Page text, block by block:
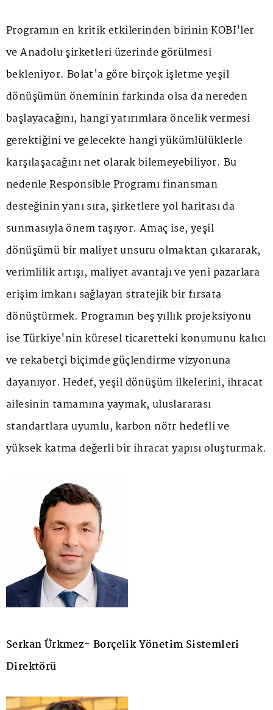
Programın en kritik etkilerinden birinin KOBİ'ler
ve Anadolu şirketleri üzerinde görülmesi
bekleniyor. Bolat'a göre birçok işletme yeşil
dönüşümün öneminin farkında olsa da nereden
başlayacağını, hangi yatırımlara öncelik vermesi
gerektiğini ve gelecekte hangi yükümlülüklerle
karşılaşacağını net olarak bilemeyebiliyor. Bu
nedenle Responsible Programı finansman
desteğinin yanı sıra, şirketlere yol haritası da
sunmasıyla önem taşıyor. Amaç ise, yeşil
dönüşümü bir maliyet unsuru olmaktan çıkararak,
verimlilik artışı, maliyet avantajı ve yeni pazarlara
erişim imkanı sağlayan stratejik bir fırsata
dönüştürmek. Programın beş yıllık projeksiyonu
ise Türkiye'nin küresel ticaretteki konumunu kalıcı
ve rekabetçi biçimde güçlendirme vizyonuna
dayanıyor. Hedef, yeşil dönüşüm ilkelerini, ihracat
ailesinin tamamına yaymak, uluslararası
standartlara uyumlu, karbon nötr hedefli ve
yüksek katma değerli bir ihracat yapısı oluşturmak.
Serkan Ürkmez- Borçelik Yönetim Sistemleri
Direktörü